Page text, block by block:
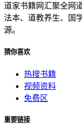
道家书籍网汇聚全网
法本、道教养生、国
源。
猜你喜欢
热搜书籍
视频资料
免费区
重要链接